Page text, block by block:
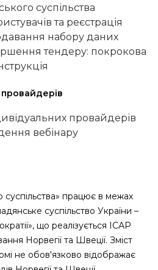
суспільства
та реєстрація
набору даних
тендеру: покрокова
провайдерів
вебінару
суспільства» працює в межах
суспільство України –
що реалізується ІСАР
Норвегії та Швеції. Зміст
не обов'язково відображає